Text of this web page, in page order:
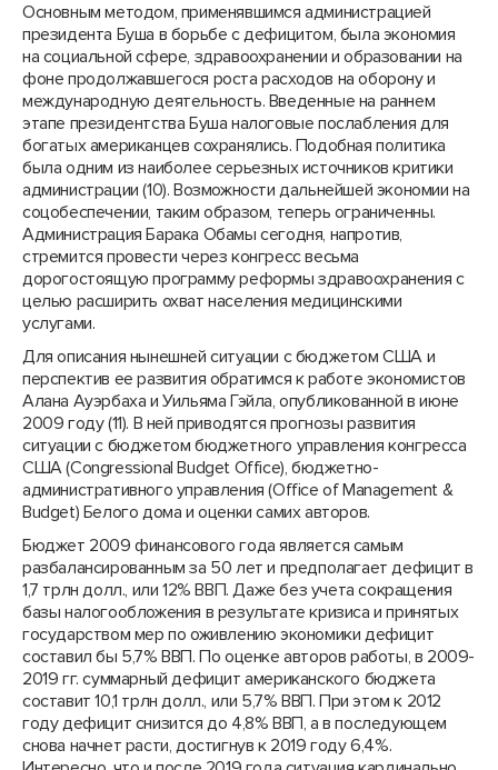
Основным методом, применявшимся администрацией
президента Буша в борьбе с дефицитом, была экономия
на социальной сфере, здравоохранении и образовании на
фоне продолжавшегося роста расходов на оборону и
международную деятельность. Введенные на раннем
этапе президентства Буша налоговые послабления для
богатых американцев сохранялись. Подобная политика
была одним из наиболее серьезных источников критики
администрации (10). Возможности дальнейшей экономии на
соцобеспечении, таким образом, теперь ограниченны.
Администрация Барака Обамы сегодня, напротив,
стремится провести через конгресс весьма
дорогостоящую программу реформы здравоохранения с
целью расширить охват населения медицинскими
услугами.
Для описания нынешней ситуации с бюджетом США и
перспектив ее развития обратимся к работе экономистов
Алана Ауэрбаха и Уильяма Гэйла, опубликованной в июне
2009 году (11). В ней приводятся прогнозы развития
ситуации с бюджетом бюджетного управления конгресса
США (Congressional Budget Office), бюджетно-
административного управления (Office of Management &
Budget) Белого дома и оценки самих авторов.
Бюджет 2009 финансового года является самым
разбалансированным за 50 лет и предполагает дефицит в
1,7 трлн долл., или 12% ВВП. Даже без учета сокращения
базы налогообложения в результате кризиса и принятых
государством мер по оживлению экономики дефицит
составил бы 5,7% ВВП. По оценке авторов работы, в 2009-
2019 гг. суммарный дефицит американского бюджета
составит 10,1 трлн долл., или 5,7% ВВП. При этом к 2012
году дефицит снизится до 4,8% ВВП, а в последующем
снова начнет расти, достигнув к 2019 году 6,4%.